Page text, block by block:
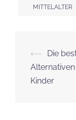
MITTELALTER
⟵
Die
Kinder